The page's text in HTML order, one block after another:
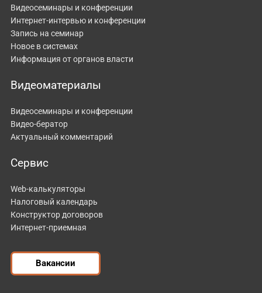
Видеосеминары и конференции
Интернет-интервью и конференции
Запись на семинар
Новое в системах
Информация от органов власти
Видеоматериалы
Видеосеминары и конференции
Видео-бератор
Актуальный комментарий
Сервис
Web-калькуляторы
Налоговый календарь
Конструктор договоров
Интернет-приемная
Вакансии